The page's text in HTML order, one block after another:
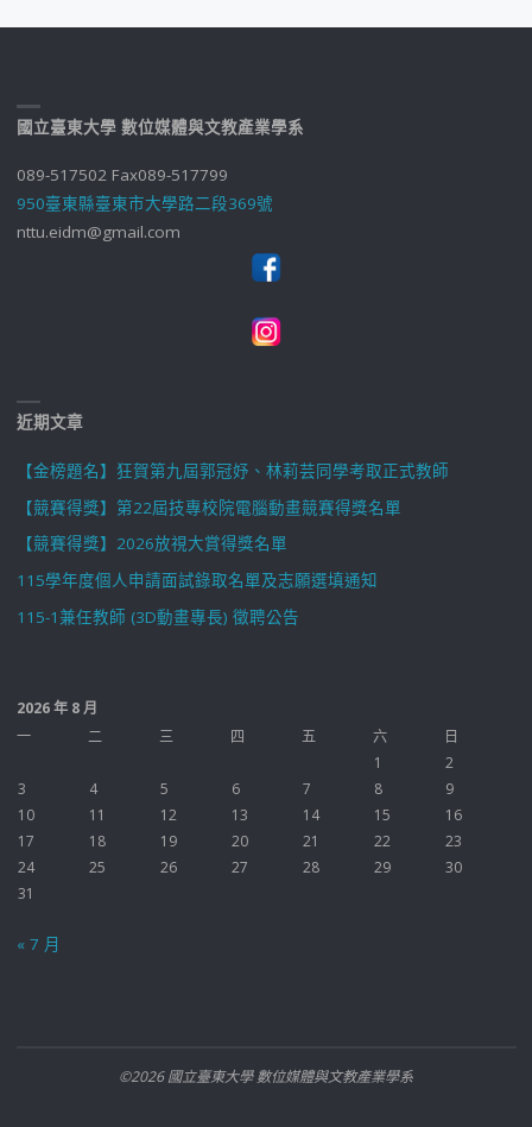
國立臺東大學 數位媒體與文教產業學系
089-517502 Fax089-517799
950臺東縣臺東市大學路二段369號
nttu.eidm@gmail.com
近期文章
【金榜題名】狂賀第九屆郭冠妤、林莉芸同學考取正式教師
【競賽得獎】第22屆技專校院電腦動畫競賽得獎名單
【競賽得獎】2026放視大賞得獎名單
115學年度個人申請面試錄取名單及志願選填通知
115-1兼任教師 (3D動畫專長) 徵聘公告
2026 年 8 月
一
二 三 四 五 六
日
1
2
3
4 5 6 7 8
9
10
11 12 13 14 15
16
17
18 19 20 21 22
23
24
25 26 27 28 29
30
31
« 7 月
©2026 國立臺東大學 數位媒體與文教產業學系